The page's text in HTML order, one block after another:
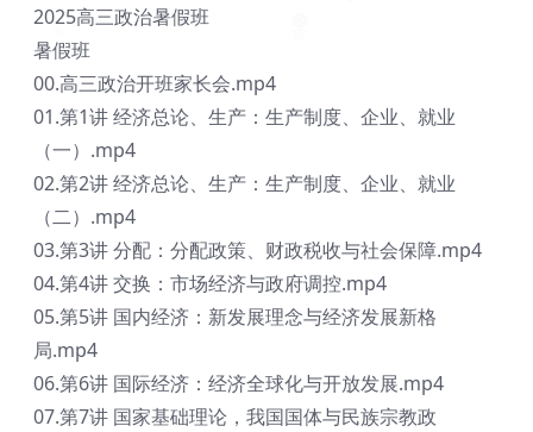
❅
2025高三政治暑假班
暑假班
00.高三政治开班家长会.mp4
01.第1讲 经济总论、生产：生产制度、企业、就业
（一）.mp4
02.第2讲 经济总论、生产：生产制度、企业、就业
（二）.mp4
03.第3讲 分配：分配政策、财政税收与社会保障.mp4
04.第4讲 交换：市场经济与政府调控.mp4
05.第5讲 国内经济：新发展理念与经济发展新格
局.mp4
06.第6讲 国际经济：经济全球化与开放发展.mp4
07.第7讲 国家基础理论，我国国体与民族宗教政